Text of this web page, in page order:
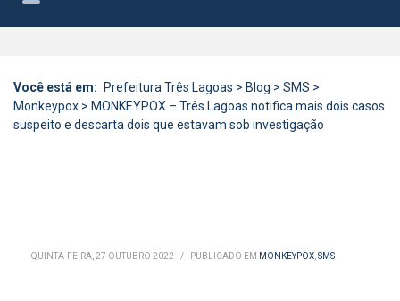
Você está em: Prefeitura Três Lagoas > Blog > SMS >
Monkeypox > MONKEYPOX – Três Lagoas notifica mais dois casos
suspeito e descarta dois que estavam sob investigação
QUINTA-FEIRA, 27 OUTUBRO 2022 / PUBLICADO EM MONKEYPOX,SMS